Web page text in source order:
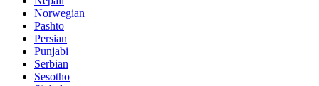
Norwegian
Pashto
Persian
Punjabi
Serbian
Sesotho